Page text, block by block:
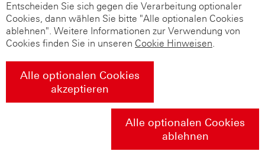
Entscheiden Sie sich gegen die Verarbeitung optionaler
Cookies, dann wählen Sie bitte "Alle optionalen Cookies
ablehnen". Weitere Informationen zur Verwendung von
Cookies finden Sie in unseren Cookie Hinweisen.
Alle optionalen Cookies
akzeptieren
Alle optionalen Cookies
ablehnen